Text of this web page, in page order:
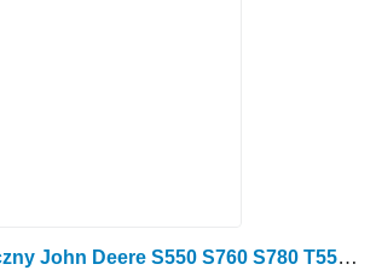
Zawór Hydrauliczny John Deere S550 S760 S780 T550 S790 T550 W540 hüdrauliline ventiil DE20754 AX tüübi jaoks teraviljakombaini John Deere S550 S760 S780 T550 S790 T550 W540